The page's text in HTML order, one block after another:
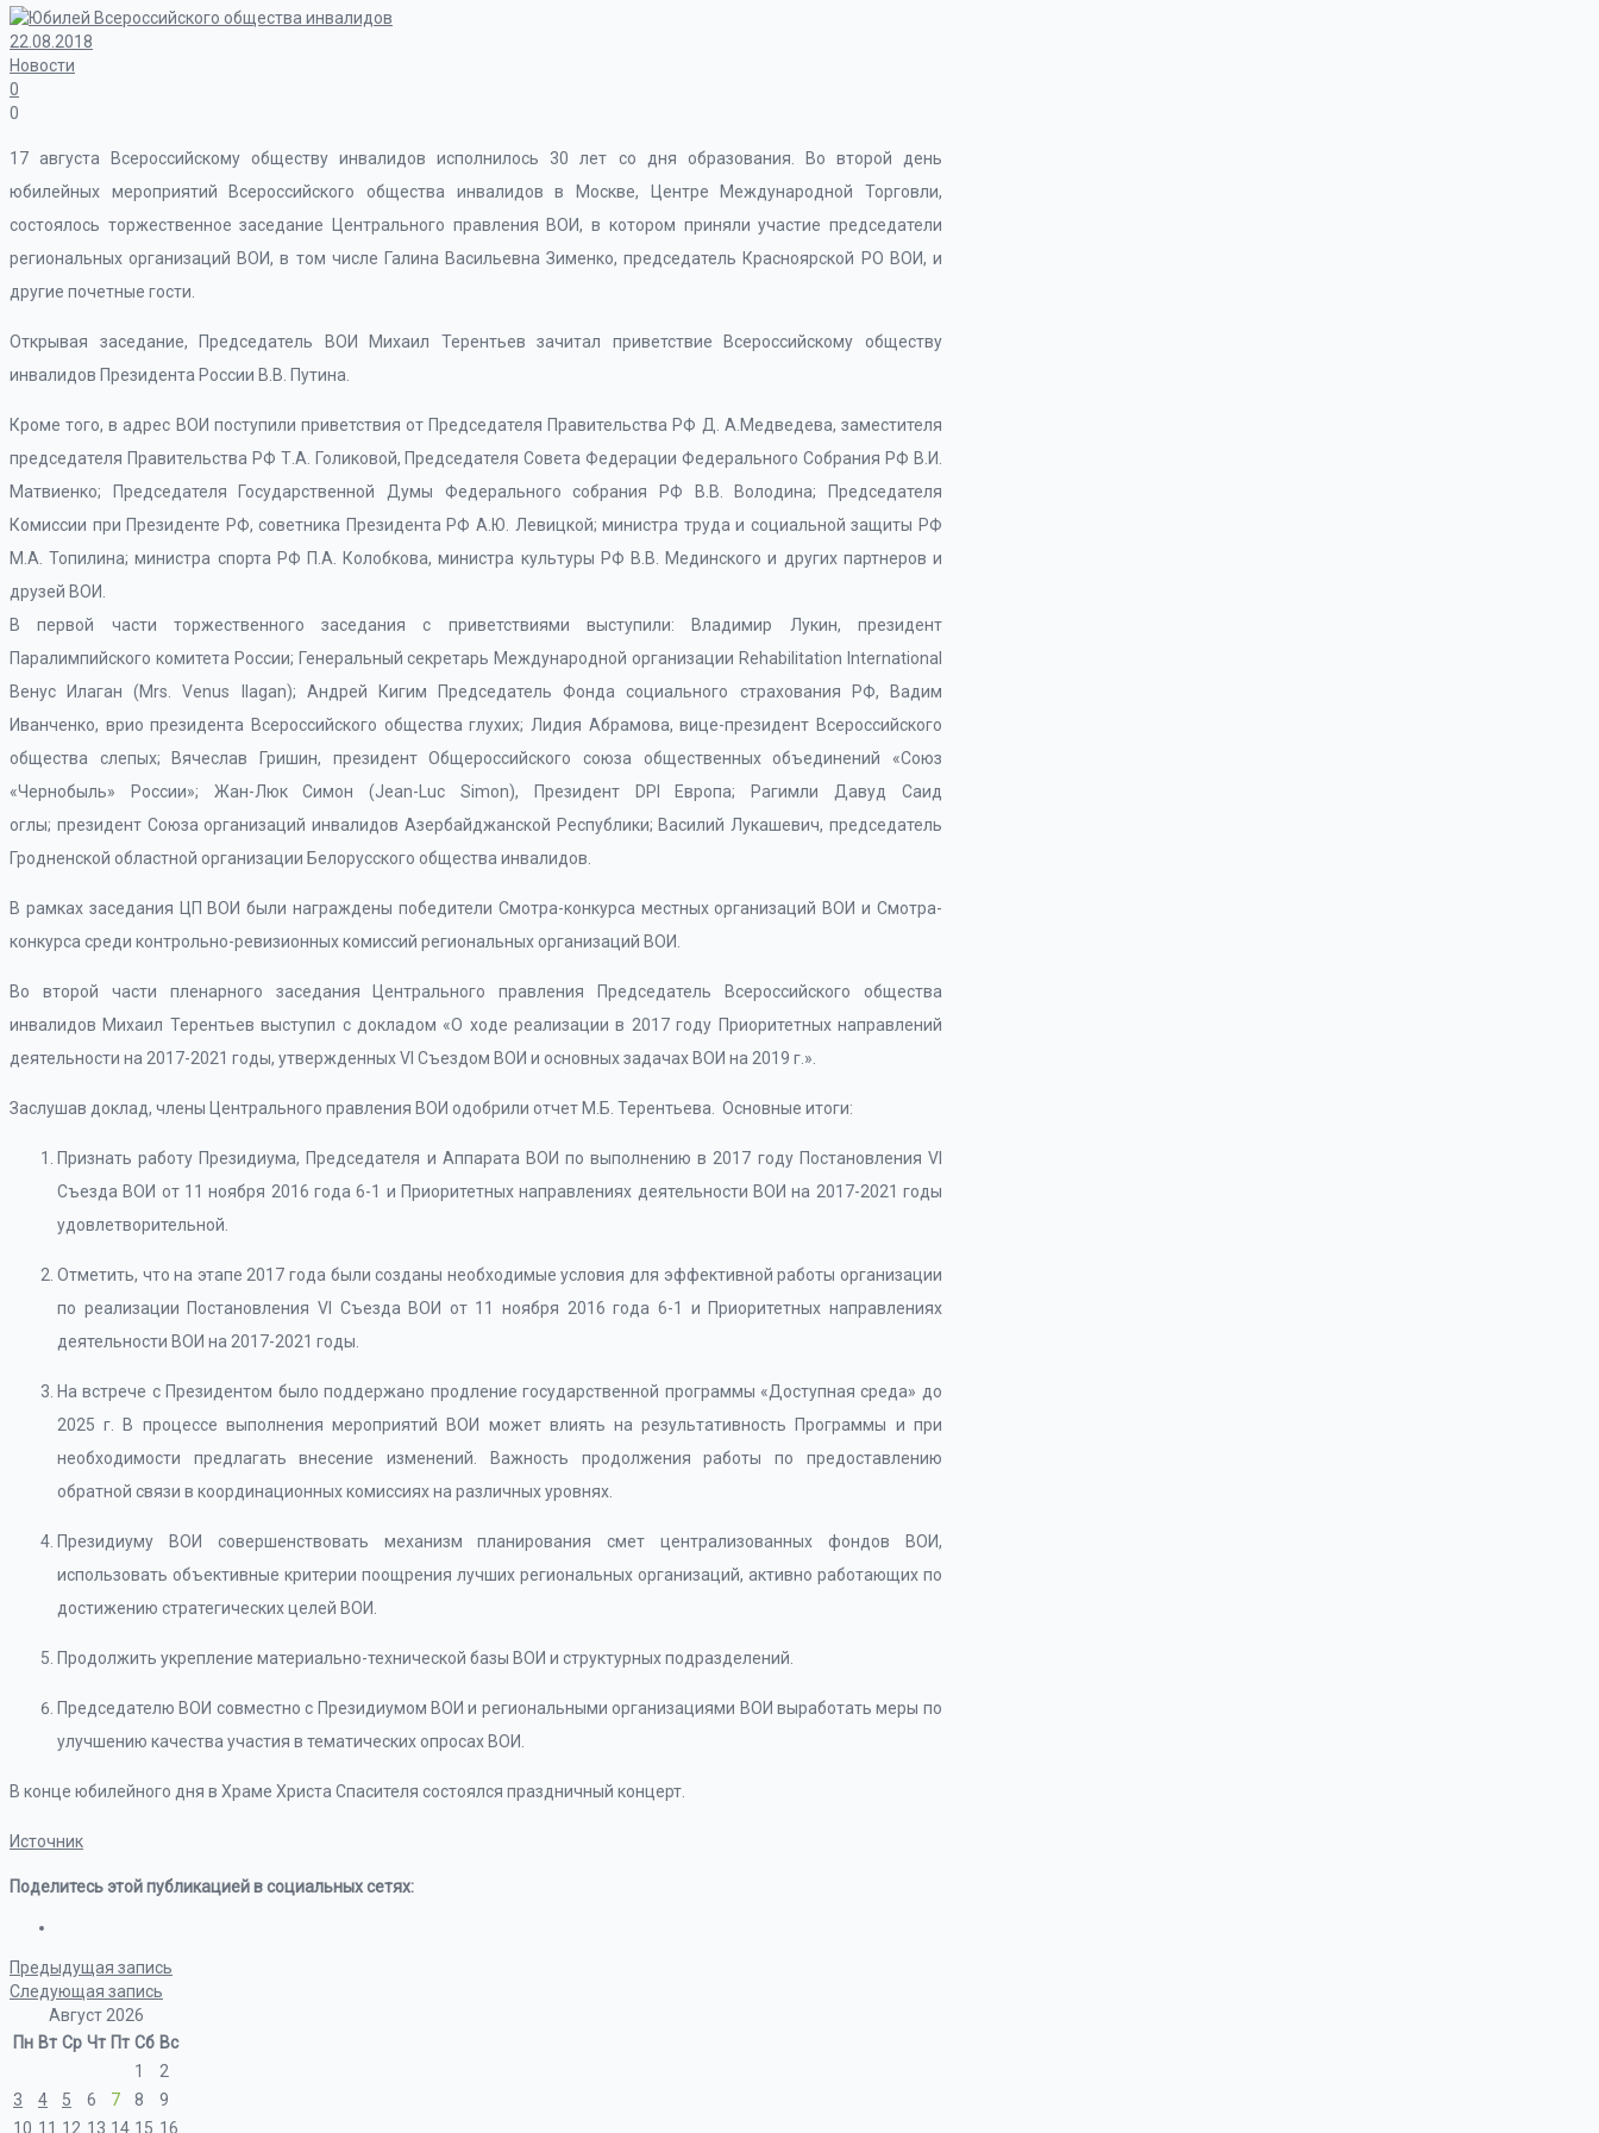
22.08.2018
Новости
0
0
17 августа Всероссийскому обществу инвалидов исполнилось 30 лет со дня образования. Во второй день
юбилейных мероприятий Всероссийского общества инвалидов в Москве, Центре Международной Торговли,
состоялось торжественное заседание Центрального правления ВОИ, в котором приняли участие председатели
региональных организаций ВОИ, в том числе Галина Васильевна Зименко, председатель Красноярской РО ВОИ, и
другие почетные гости.
Открывая заседание, Председатель ВОИ Михаил Терентьев зачитал приветствие Всероссийскому обществу
инвалидов Президента России В.В. Путина.
Кроме того, в адрес ВОИ поступили приветствия от Председателя Правительства РФ Д. А.Медведева, заместителя
председателя Правительства РФ Т.А. Голиковой, Председателя Совета Федерации Федерального Собрания РФ В.И.
Матвиенко; Председателя Государственной Думы Федерального собрания РФ В.В. Володина; Председателя
Комиссии при Президенте РФ, советника Президента РФ А.Ю. Левицкой; министра труда и социальной защиты РФ
М.А. Топилина; министра спорта РФ П.А. Колобкова, министра культуры РФ В.В. Мединского и других партнеров и
друзей ВОИ.
В первой части торжественного заседания с приветствиями выступили: Владимир Лукин, президент
Паралимпийского комитета России; Генеральный секретарь Международной организации Rehabilitation International
Венус Илаган (Mrs. Venus Ilagan); Андрей Кигим Председатель Фонда социального страхования РФ, Вадим
Иванченко, врио президента Всероссийского общества глухих; Лидия Абрамова, вице-президент Всероссийского
общества слепых; Вячеслав Гришин, президент Общероссийского союза общественных объединений «Союз
«Чернобыль» России»; Жан-Люк Симон (Jean-Luc Simon), Президент DPI Европа; Рагимли Давуд Саид
оглы; президент Союза организаций инвалидов Азербайджанской Республики; Василий Лукашевич, председатель
Гродненской областной организации Белорусского общества инвалидов.
В рамках заседания ЦП ВОИ были награждены победители Смотра-конкурса местных организаций ВОИ и Смотра-
конкурса среди контрольно-ревизионных комиссий региональных организаций ВОИ.
Во второй части пленарного заседания Центрального правления Председатель Всероссийского общества
инвалидов Михаил Терентьев выступил с докладом «О ходе реализации в 2017 году Приоритетных направлений
деятельности на 2017-2021 годы, утвержденных VI Съездом ВОИ и основных задачах ВОИ на 2019 г.».
Заслушав доклад, члены Центрального правления ВОИ одобрили отчет М.Б. Терентьева. Основные итоги:
Признать работу Президиума, Председателя и Аппарата ВОИ по выполнению в 2017 году Постановления VI
Съезда ВОИ от 11 ноября 2016 года 6-1 и Приоритетных направлениях деятельности ВОИ на 2017-2021 годы
удовлетворительной.
Отметить, что на этапе 2017 года были созданы необходимые условия для эффективной работы организации
по реализации Постановления VI Съезда ВОИ от 11 ноября 2016 года 6-1 и Приоритетных направлениях
деятельности ВОИ на 2017-2021 годы.
На встрече с Президентом было поддержано продление государственной программы «Доступная среда» до
2025 г. В процессе выполнения мероприятий ВОИ может влиять на результативность Программы и при
необходимости предлагать внесение изменений. Важность продолжения работы по предоставлению
обратной связи в координационных комиссиях на различных уровнях.
Президиуму ВОИ совершенствовать механизм планирования смет централизованных фондов ВОИ,
использовать объективные критерии поощрения лучших региональных организаций, активно работающих по
достижению стратегических целей ВОИ.
Продолжить укрепление материально-технической базы ВОИ и структурных подразделений.
Председателю ВОИ совместно с Президиумом ВОИ и региональными организациями ВОИ выработать меры по
улучшению качества участия в тематических опросах ВОИ.
В конце юбилейного дня в Храме Христа Спасителя состоялся праздничный концерт.
Источник
Поделитесь этой публикацией в социальных сетях:
Предыдущая запись
Следующая запись
Август 2026
Пн Вт Ср Чт Пт Сб Вс
1
2
3
4 5 6 7 8
9
10 11 12 13 14 15 16